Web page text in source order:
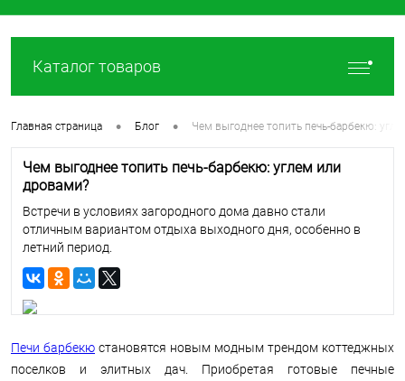
Каталог товаров
Главная страница • Блог • Чем выгоднее топить печь-барбекю:
Чем выгоднее топить печь-барбекю: углем или
дровами?
Встречи в условиях загородного дома давно стали
отличным вариантом отдыха выходного дня, особенно в
летний период.
Печи барбекю становятся новым модным трендом коттеджных
поселков и элитных дач. Приобретая готовые печные